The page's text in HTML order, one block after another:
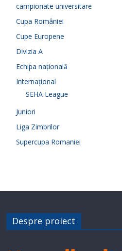
campionate universitare
Cupa României
Cupe Europene
Divizia A
Echipa națională
Internațional
SEHA League
Juniori
Liga Zimbrilor
Supercupa Romaniei
Despre proiect